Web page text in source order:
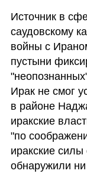
Источник в
саудовскому
войны с
пустыни
Ирак не смог
в районе
иракские
"по
иракские
обнаружили ни